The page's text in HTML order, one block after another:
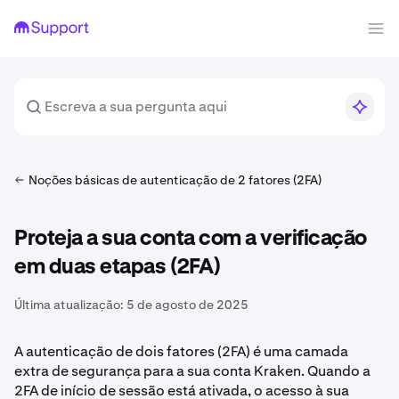
Noções básicas de autenticação de 2 fatores (2FA)
Proteja a sua conta com a verificação
em duas etapas (2FA)
Última atualização: 5 de agosto de 2025
A autenticação de dois fatores (2FA) é uma camada
extra de segurança para a sua conta Kraken. Quando a
2FA de início de sessão está ativada, o acesso à sua